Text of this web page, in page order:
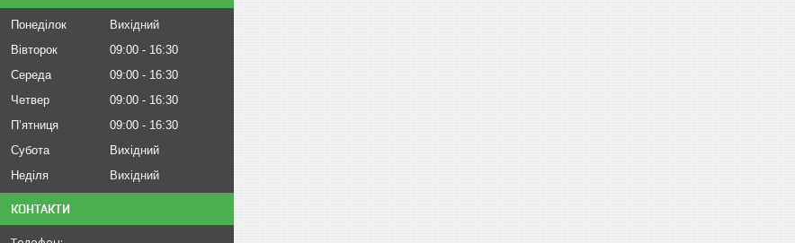
Понеділок
Вихідний
Вівторок
09:00
16:30
Середа
09:00
16:30
Четвер
09:00
16:30
Пʼятниця
09:00
16:30
Субота
Вихідний
Неділя
Вихідний
КОНТАКТИ